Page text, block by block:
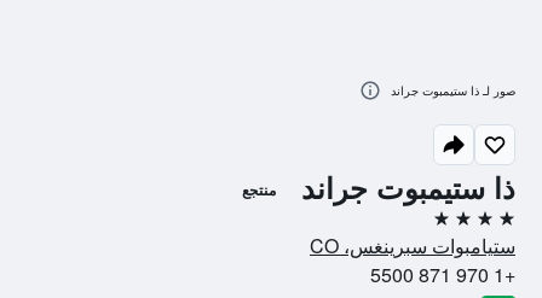
ذا ستيمبوت جراند منتجع
4 نجوم
ستيامبوات سبرينغس، CO
+1 970 871 5500
صور لـ ذا ستيمبوت جراند